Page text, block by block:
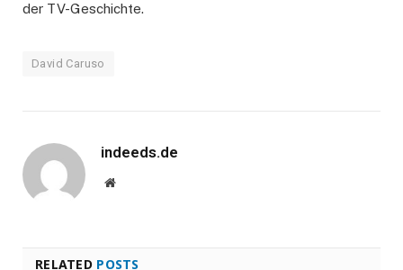
der TV-Geschichte.
David Caruso
indeeds.de
Website
RELATED POSTS